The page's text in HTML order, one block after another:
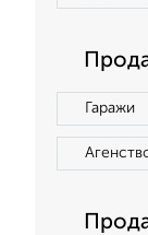
Гаражи